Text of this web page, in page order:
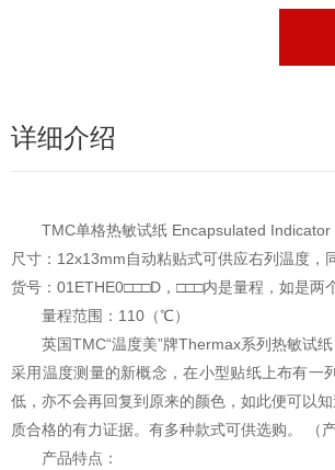
详细介绍
TMC单格热敏试纸 Encapsulated Indicator
尺寸：12x13mm自动粘贴式可供应右列温度，
货号：01ETHE0□□□D，□□□内是量程，如是两
量程范围：110（℃）
英国TMC“温度美”牌Thermax系列热敏试纸
采用温度测量的新概念，在小型贴纸上布有一
低，亦不会再回复到原来的颜色，如此便可以
质合格的有力证据。有多种款式可供选购。 （
产品特点：